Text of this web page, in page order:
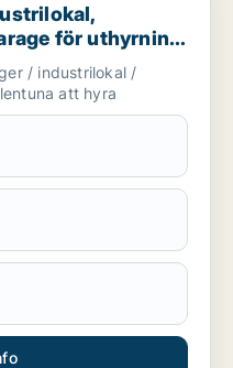
för uthyrning
/ industrilokal /
att hyra